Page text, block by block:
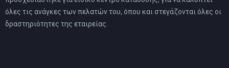
όλες τις ανάγκες των πελατών του, όπου και στεγάζονται όλες οι
δραστηριότητες της εταιρείας.